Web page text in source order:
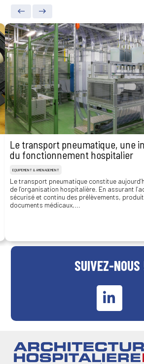
Le transport pneumatique, une
du fonctionnement hospitalier
EQUIPEMENT & AMENAGEMENT
Le transport pneumatique constitue
de l’organisation hospitalière. En assurant
sécurisé et continu des prélèvements,
documents médicaux,...
SUIVEZ-NOUS